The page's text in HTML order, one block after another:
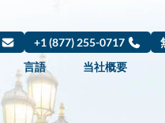
+1 (877) 255-0717
言語 当社概要